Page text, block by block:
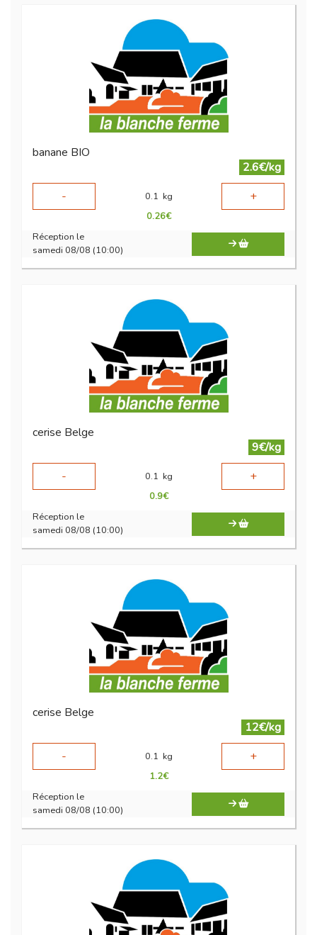
banane BIO
2.6€/kg
-
0.1 kg +
0.26€
Réception le
samedi 08/08 (10:00)
cerise Belge
9€/kg
-
0.1 kg +
0.9€
Réception le
samedi 08/08 (10:00)
cerise Belge
12€/kg
-
0.1 kg +
1.2€
Réception le
samedi 08/08 (10:00)